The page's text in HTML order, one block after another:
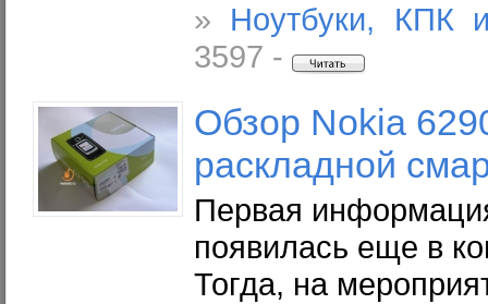
» Ноутбуки, КПК
3597 -
Обзор Nokia
раскладной
Первая
появилась еще в
Тогда, на